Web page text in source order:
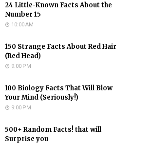
24 Little-Known Facts About the
Number 15
10:00 AM
150 Strange Facts About Red Hair
(Red Head)
9:00 PM
100 Biology Facts That Will Blow
Your Mind (Seriously!)
9:00 PM
500+ Random Facts! that will
Surprise you